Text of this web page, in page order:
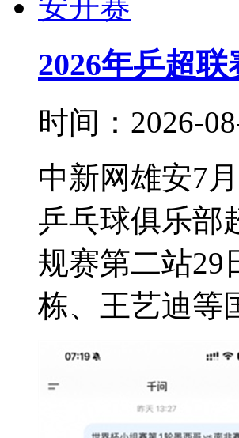
2026年乒超
时间：2026-
中新网雄安7
乒乓球俱乐部
规赛第二站29
栋、王艺迪等